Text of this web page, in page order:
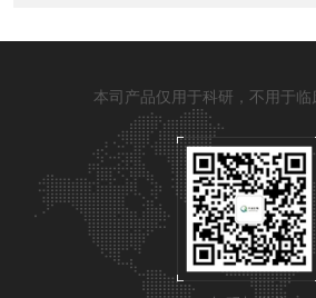
本司产品仅用于科研，不用于临